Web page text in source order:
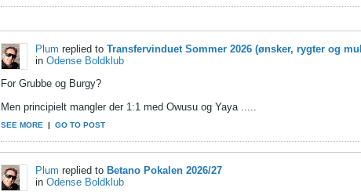
Plum replied to Transfervinduet Sommer 2026 (ønsker, rygter og
in Odense Boldklub
For Grubbe og Burgy?
Men principielt mangler der 1:1 med Owusu og Yaya .....
SEE MORE | GO TO POST
Plum replied to Betano Pokalen 2026/27
in Odense Boldklub